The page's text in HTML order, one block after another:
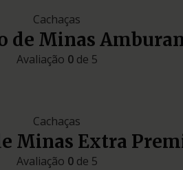
Cachaças
de Minas
Avaliação 0de 5
Cachaças
Minas Extra
Avaliação 0de 5